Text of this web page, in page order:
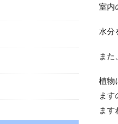
室内
水分
また
植物
ま
ます